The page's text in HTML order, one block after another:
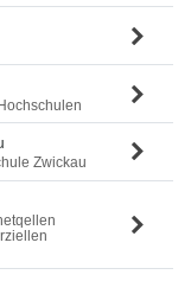
Zwickau